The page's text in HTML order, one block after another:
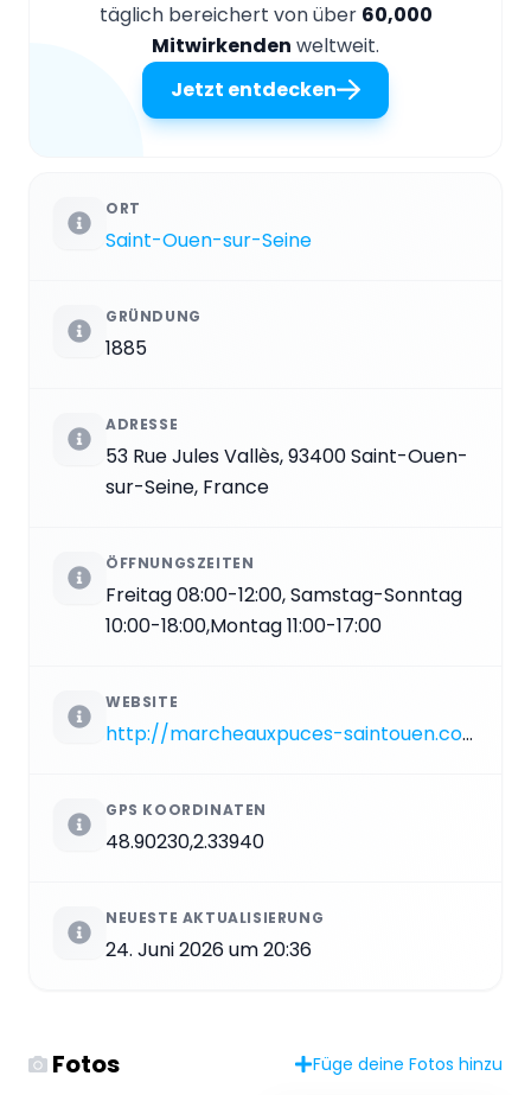
täglich bereichert von über 60,000
Mitwirkenden weltweit.
Jetzt entdecken
ORT
Saint-Ouen-sur-Seine
GRÜNDUNG
1885
ADRESSE
53 Rue Jules Vallès, 93400 Saint-Ouen-
sur-Seine, France
ÖFFNUNGSZEITEN
Freitag 08:00-12:00, Samstag-Sonntag
10:00-18:00,Montag 11:00-17:00
WEBSITE
http://marcheauxpuces-saintouen.com
GPS KOORDINATEN
48.90230,2.33940
NEUESTE AKTUALISIERUNG
24. Juni 2026 um 20:36
Fotos Füge deine Fotos hinzu